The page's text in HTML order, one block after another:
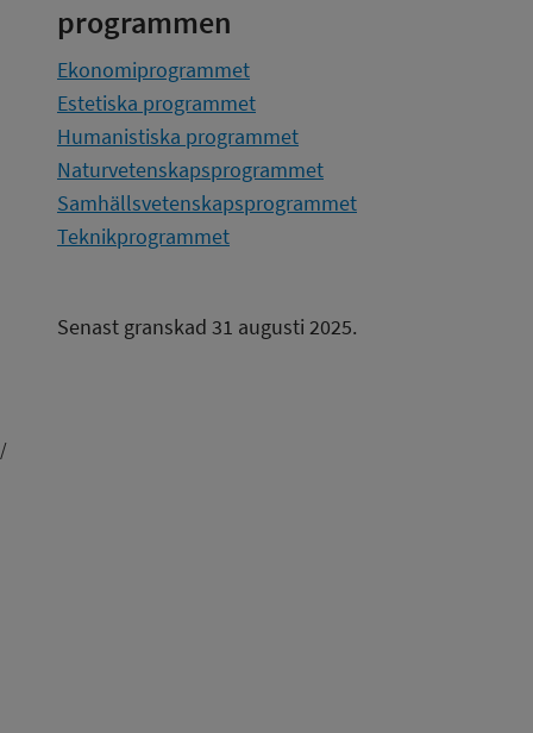
programmen
Ekonomiprogrammet
Estetiska programmet
Humanistiska programmet
Naturvetenskapsprogrammet
Samhällsvetenskapsprogrammet
Teknikprogrammet
Senast granskad 31 augusti 2025.
/